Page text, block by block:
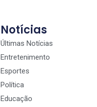
Notícias
Últimas Notícias
Entretenimento
Esportes
Política
Educação